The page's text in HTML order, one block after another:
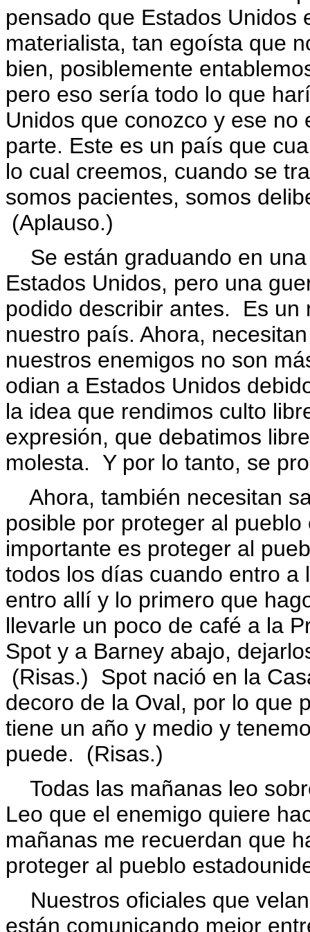
pensado que Estados Unidos
materialista, tan egoísta que
bien, posiblemente
pero eso sería todo lo que
Unidos que conozco y ese
parte. Este es un país que
lo cual creemos, cuando se
somos pacientes, somos
(Aplauso.)
Se están graduando en
Estados Unidos, pero una
podido describir antes. Es un
nuestro país. Ahora,
nuestros enemigos no son
odian a Estados Unidos
la idea que rendimos culto
expresión, que debatimos
molesta. Y por lo tanto, se
Ahora, también necesitan
posible por proteger al
importante es proteger al
todos los días cuando entro a
entro allí y lo primero que
llevarle un poco de café a la
Spot y a Barney abajo,
(Risas.) Spot nació en la
decoro de la Oval, por lo que
tiene un año y medio y
puede. (Risas.)
Todas las mañanas leo
Leo que el enemigo quiere
mañanas me recuerdan que
proteger al pueblo
Nuestros oficiales que
están comunicando mejor